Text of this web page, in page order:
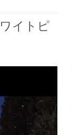
イトピ